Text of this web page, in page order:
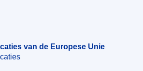
van de Europese Unie